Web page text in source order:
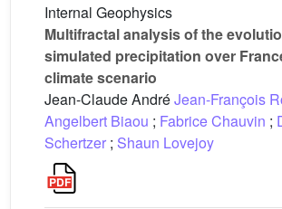
Internal Geophysics
Multifractal analysis of the
simulated precipitation over
climate scenario
Jean-Claude AndréJean-François
Angelbert Biaou ; Fabrice Chauvin ;
Schertzer ; Shaun Lovejoy